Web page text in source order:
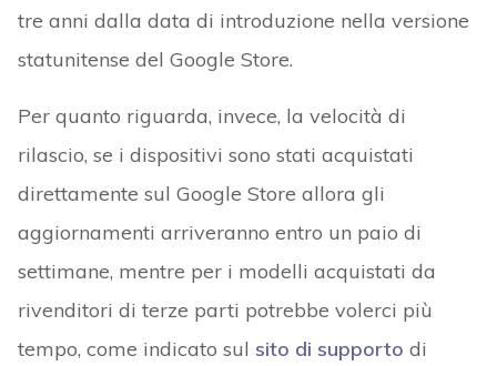
tre anni dalla data di introduzione nella versione
statunitense del Google Store.
Per quanto riguarda, invece, la velocità di
rilascio, se i dispositivi sono stati acquistati
direttamente sul Google Store allora gli
aggiornamenti arriveranno entro un paio di
settimane, mentre per i modelli acquistati da
rivenditori di terze parti potrebbe volerci più
tempo, come indicato sul sito di supporto di